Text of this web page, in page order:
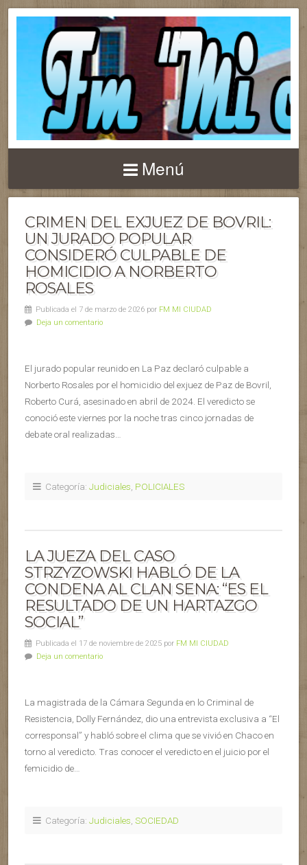
Menú
CRIMEN DEL EXJUEZ DE BOVRIL:
UN JURADO POPULAR
CONSIDERÓ CULPABLE DE
HOMICIDIO A NORBERTO
ROSALES
Publicada el 7 de marzo de 2026 por FM MI CIUDAD
Deja un comentario
El jurado popular reunido en La Paz declaró culpable a
Norberto Rosales por el homicidio del exjuez de Paz de Bovril,
Roberto Curá, asesinado en abril de 2024. El veredicto se
conoció este viernes por la noche tras cinco jornadas de
debate oral realizadas…
Categoría: Judiciales POLICIALES
LA JUEZA DEL CASO
STRZYZOWSKI HABLÓ DE LA
CONDENA AL CLAN SENA: “ES EL
RESULTADO DE UN HARTAZGO
SOCIAL”
Publicada el 17 de noviembre de 2025 por FM MI CIUDAD
Deja un comentario
La magistrada de la Cámara Segunda en lo Criminal de
Resistencia, Dolly Fernández, dio una entrevista exclusiva a “El
corresponsal” y habló sobre el clima que se vivió en Chaco en
torno al veredicto. Tras conocer el veredicto en el juicio por el
femicidio de…
Categoría: Judiciales SOCIEDAD